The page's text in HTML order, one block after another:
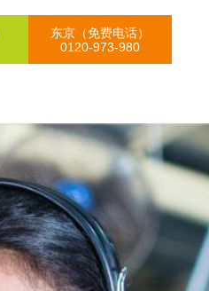
东京（免费电话）
0120-973-980